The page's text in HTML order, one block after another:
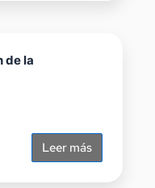
de la
Leer más